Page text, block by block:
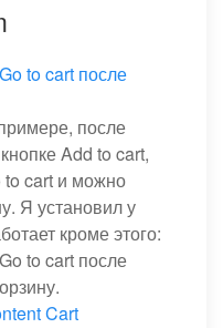
to cart после
после
Add to cart,
to cart и можно
Я установил у
кроме этого:
to cart после
Cart